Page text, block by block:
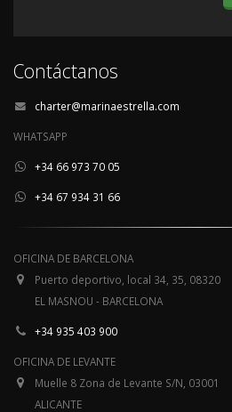
Contáctanos
charter@marinaestrella.com
WHATSAPP
+34 66 973 70 05
+34 67 934 31 66
OFICINA DE BARCELONA
Puerto deportivo, local 34, 35, 08320
EL MASNOU - BARCELONA
+34 935 403 900
OFICINA DE LEVANTE
Muelle 8 Zona de Levante S/N, 03001
ALICANTE